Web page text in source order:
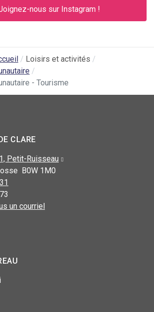
nous sur Instagram !
Loisirs et activités
- Tourisme
CLARE
Petit-Ruisseau
B0W 1M0
un courriel